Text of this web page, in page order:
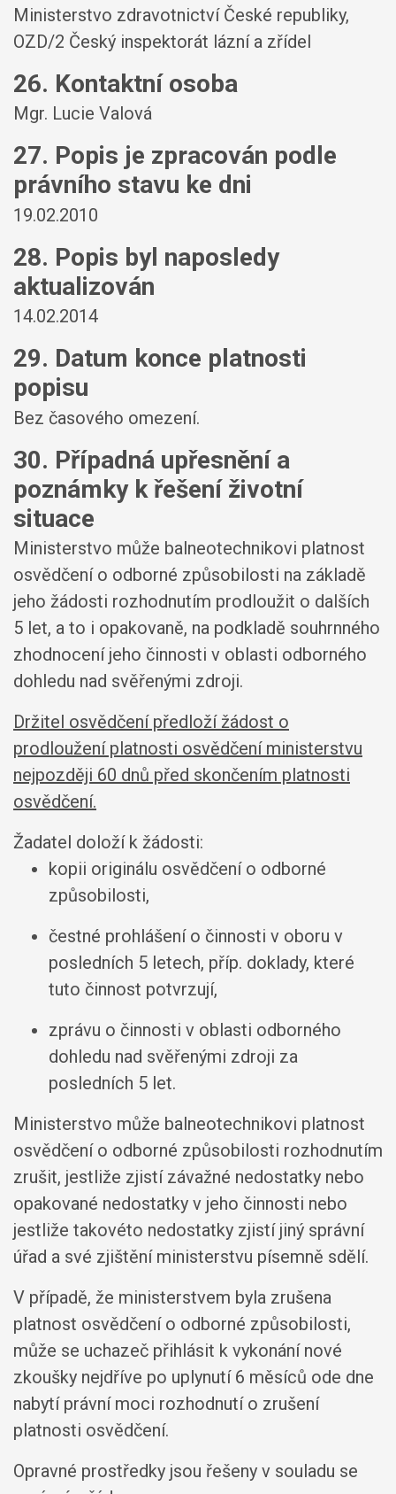
Ministerstvo zdravotnictví České republiky,
OZD/2 Český inspektorát lázní a zřídel
26. Kontaktní osoba
Mgr. Lucie Valová
27. Popis je zpracován podle
právního stavu ke dni
19.02.2010
28. Popis byl naposledy
aktualizován
14.02.2014
29. Datum konce platnosti
popisu
Bez časového omezení.
30. Případná upřesnění a
poznámky k řešení životní
situace
Ministerstvo může balneotechnikovi platnost
osvědčení o odborné způsobilosti na základě
jeho žádosti rozhodnutím prodloužit o dalších
5 let, a to i opakovaně, na podkladě souhrnného
zhodnocení jeho činnosti v oblasti odborného
dohledu nad svěřenými zdroji.
Držitel osvědčení předloží žádost o
prodloužení platnosti osvědčení ministerstvu
nejpozději 60 dnů před skončením platnosti
osvědčení.
Žadatel doloží k žádosti:
kopii originálu osvědčení o odborné
způsobilosti,
čestné prohlášení o činnosti v oboru v
posledních 5 letech, příp. doklady, které
tuto činnost potvrzují,
zprávu o činnosti v oblasti odborného
dohledu nad svěřenými zdroji za
posledních 5 let.
Ministerstvo může balneotechnikovi platnost
osvědčení o odborné způsobilosti rozhodnutím
zrušit, jestliže zjistí závažné nedostatky nebo
opakované nedostatky v jeho činnosti nebo
jestliže takovéto nedostatky zjistí jiný správní
úřad a své zjištění ministerstvu písemně sdělí.
V případě, že ministerstvem byla zrušena
platnost osvědčení o odborné způsobilosti,
může se uchazeč přihlásit k vykonání nové
zkoušky nejdříve po uplynutí 6 měsíců ode dne
nabytí právní moci rozhodnutí o zrušení
platnosti osvědčení.
Opravné prostředky jsou řešeny v souladu se